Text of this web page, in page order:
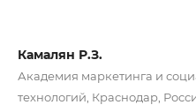
Камалян Р.З.
Академия маркетинга и
технологий, Краснодар,